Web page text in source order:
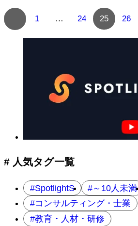
複
数
ン
1 … 24 25 26
# 人気タグ一覧
SpotlightS ～10人未満
コンサルティング・士業
教育・人材・研修